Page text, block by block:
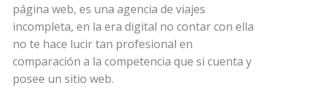
página web, es una agencia de viajes
incompleta, en la era digital no contar con ella
no te hace lucir tan profesional en
comparación a la competencia que si cuenta y
posee un sitio web.